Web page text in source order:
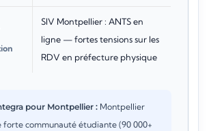
SIV Montpellier : ANTS en
ligne — fortes tensions sur les
RDV en préfecture physique
pour Montpellier : Montpellier
forte communauté étudiante (90 000+